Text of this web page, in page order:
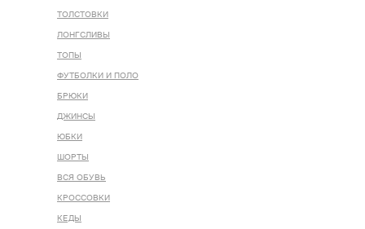
ТОЛСТОВКИ
ЛОНГСЛИВЫ
ТОПЫ
ФУТБОЛКИ И ПОЛО
БРЮКИ
ДЖИНСЫ
ЮБКИ
ШОРТЫ
ВСЯ ОБУВЬ
КРОССОВКИ
КЕДЫ